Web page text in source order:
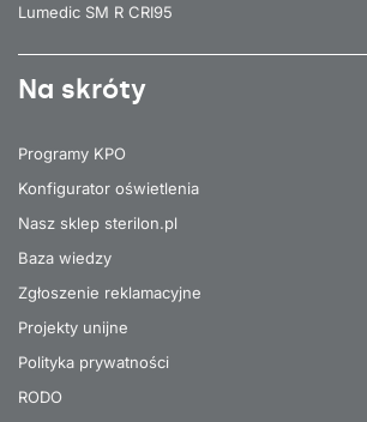
Lumedic SM R CRI95
Na skróty
Programy KPO
Konfigurator oświetlenia
Nasz sklep sterilon.pl
Baza wiedzy
Zgłoszenie reklamacyjne
Projekty unijne
Polityka prywatności
RODO